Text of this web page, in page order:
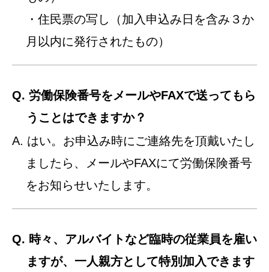
・住民票の写し（加入申込み日を含み３か
月以内に発行されたもの）
Q. 労働保険番号をメールやFAXで送ってもら
うことはできますか？
A. はい。お申込み時にご連絡先を頂戴いたし
ましたら、メールやFAXにて労働保険番号
をお知らせいたします。
Q. 時々、アルバイトなど臨時の従業員を雇い
ますが、一人親方として特別加入できます